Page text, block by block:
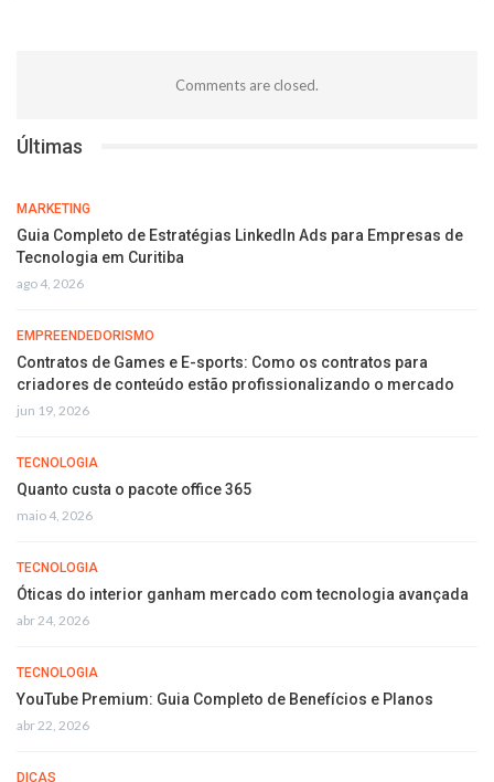
Comments are closed.
Últimas
MARKETING
Guia Completo de Estratégias LinkedIn Ads para Empresas de
Tecnologia em Curitiba
ago 4, 2026
EMPREENDEDORISMO
Contratos de Games e E-sports: Como os contratos para
criadores de conteúdo estão profissionalizando o mercado
jun 19, 2026
TECNOLOGIA
Quanto custa o pacote office 365
maio 4, 2026
TECNOLOGIA
Óticas do interior ganham mercado com tecnologia avançada
abr 24, 2026
TECNOLOGIA
YouTube Premium: Guia Completo de Benefícios e Planos
abr 22, 2026
DICAS